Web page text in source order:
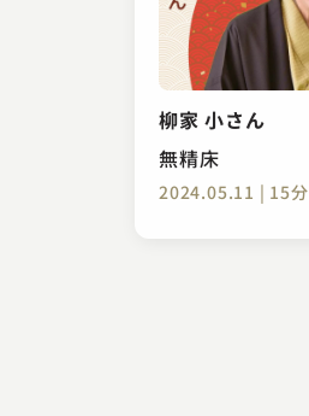
柳家 小さん
無精床
2024.05.11 | 15分